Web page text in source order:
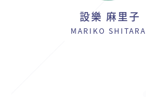
設樂 麻里子
MARIKO SHITARA